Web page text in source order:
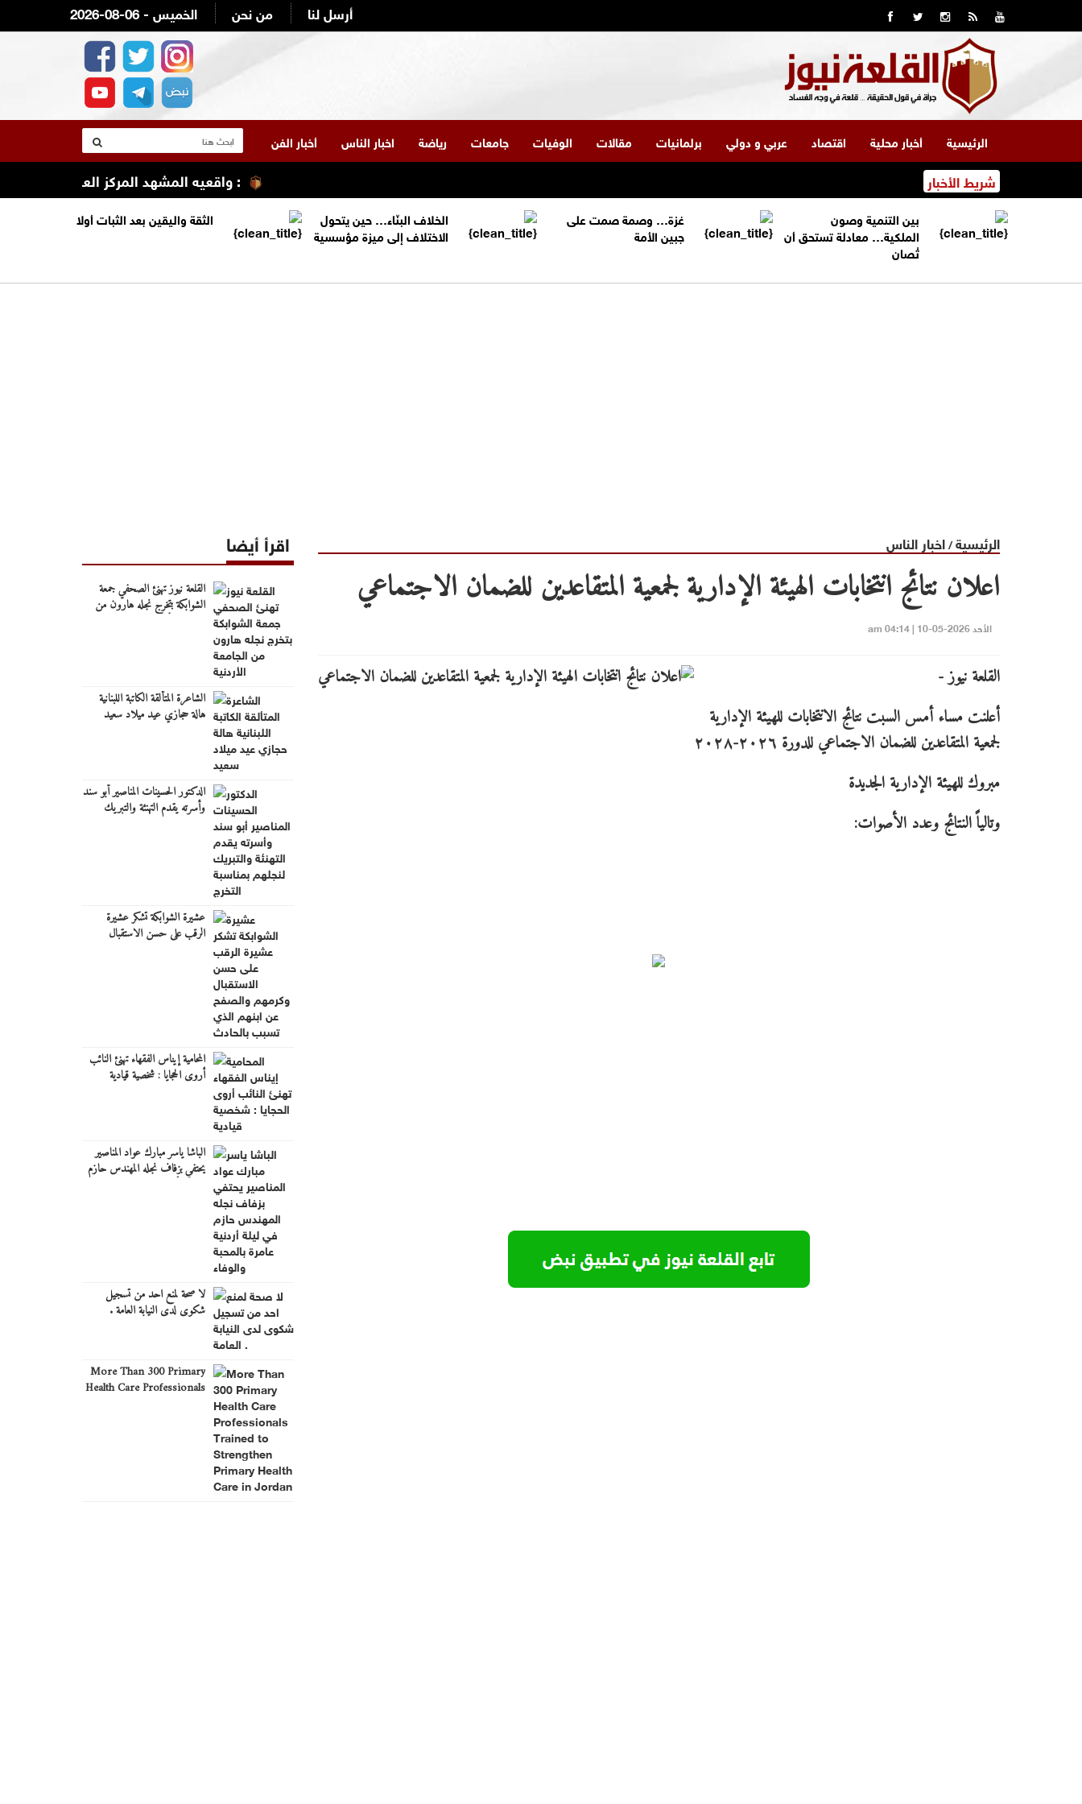
2026-08-06 - الخميس من نحن أرسل لنا
الرئيسية أخبار محلية اقتصاد عربي و دولي برلمانيات مقالات الوفيات جامعات رياضة اخبار الناس أخبار الفن
شريط الأخبار : واقعيه المشهد المركز العربي الطبي/
بين التنمية وصون
الملكية… معادلة تستحق أن
تُصان
غزة… وصمة صمت على
جبين الأمة
الخلاف البنّاء… حين يتحول
الاختلاف إلى ميزة مؤسسية
الثقة واليقين بعد الثبات أولا
الرئيسية/اخبار الناس
اعلان نتائج انتخابات الهيئة الإدارية لجمعية المتقاعدين للضمان الاجتماعي
الأحد 2026-05-10 | 04:14 am
القلعة نيوز -
أعلنت مساء أمس السبت نتائج الانتخابات للهيئة الإدارية
لجمعية المتقاعدين للضمان الاجتماعي للدورة ٢٠٢٦-٢٠٢٨
مبروك للهيئة الإدارية الجديدة
وتالياً النتائج وعدد الأصوات:
اقرأ أيضا
القلعة نيوز تهنئ الصحفي جمعة
الشوابكة بتخرج نجله هارون من
الشاعرة المتألقة الكاتبة اللبنانية
هالة حجازي عيد ميلاد سعيد
الدكتور الحسينات المناصير أبو سند
وأسرته يقدم التهنئة والتبريك
عشيرة الشوابكة تشكر عشيرة
الرقب على حسن الاستقبال
المحامية إيناس الفقهاء تهنئ النائب
أروى الحجايا : شخصية قيادية
الباشا ياسر مبارك عواد المناصير
يحتفي بزفاف نجله المهندس حازم
لا صحة لمنع احد من تسجيل
شكوى لدى النيابة العامة .
More Than 300 Primary
Health Care Professionals